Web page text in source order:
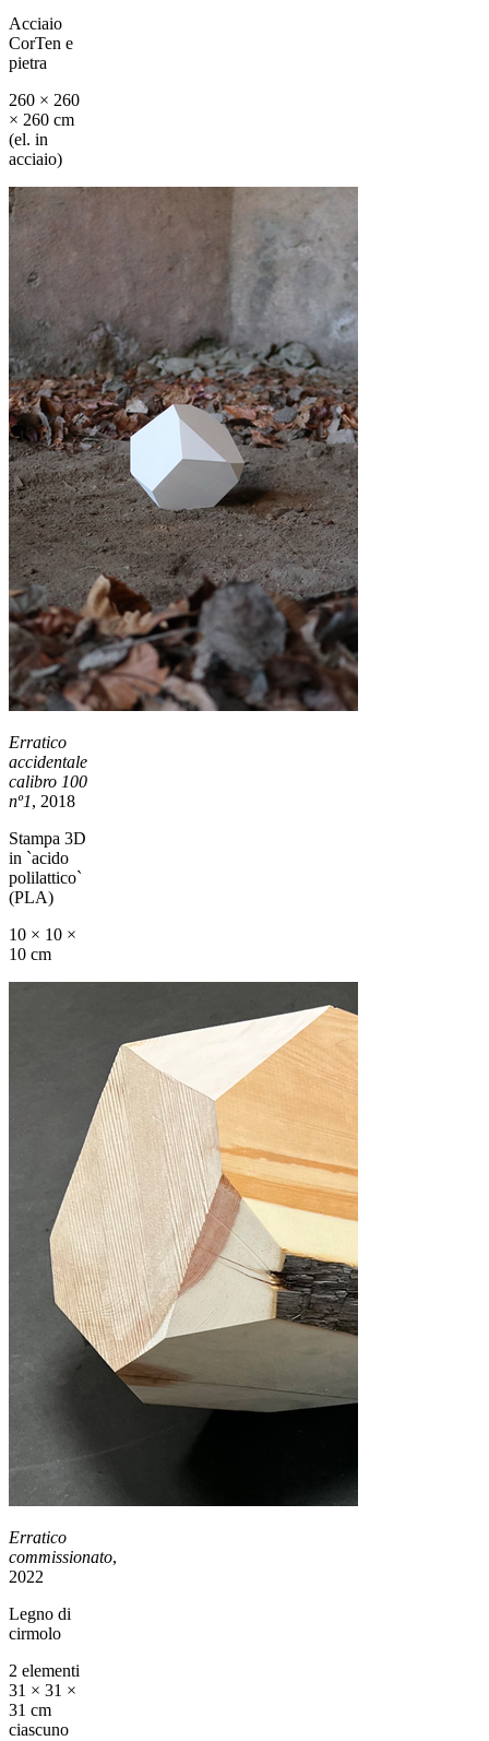
Acciaio
CorTen e
pietra
260 × 260
× 260 cm
(el. in
acciaio)
Erratico
accidentale
calibro 100
nº1, 2018
Stampa 3D
in `acido
polilattico`
(PLA)
10 × 10 ×
10 cm
Erratico
commissionato,
2022
Legno di
cirmolo
2 elementi
31 × 31 ×
31 cm
ciascuno